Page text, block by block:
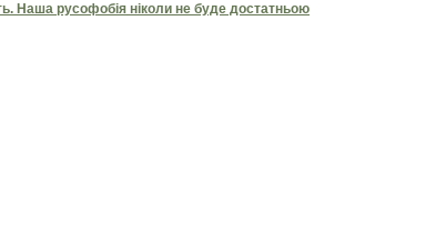
Наша русофобія ніколи не буде достатньою